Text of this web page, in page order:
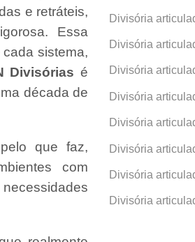
e retráteis,
Essa
sistema,
Divisórias é
década de
que faz,
com
Divisória
Divisória
Divisória
Divisória
Divisória
Divisória
Divisória
Divisória